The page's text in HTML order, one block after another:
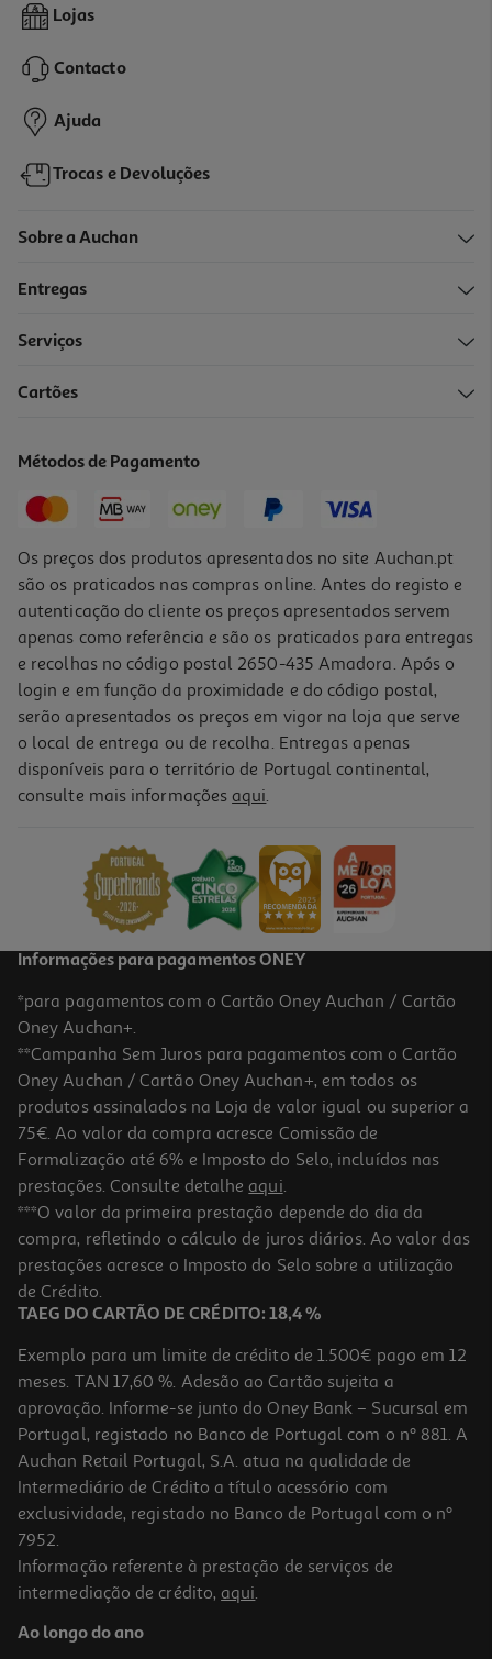
Lojas
Contacto
Ajuda
Trocas e Devoluções
Sobre a Auchan
Entregas
Serviços
Cartões
Métodos de Pagamento
Os preços dos produtos apresentados no site Auchan.pt
são os praticados nas compras online. Antes do registo e
autenticação do cliente os preços apresentados servem
apenas como referência e são os praticados para entregas
e recolhas no código postal 2650-435 Amadora. Após o
login e em função da proximidade e do código postal,
serão apresentados os preços em vigor na loja que serve
o local de entrega ou de recolha. Entregas apenas
disponíveis para o território de Portugal continental,
consulte mais informações aqui.
Informações para pagamentos ONEY
*para pagamentos com o Cartão Oney Auchan / Cartão
Oney Auchan+.
**Campanha Sem Juros para pagamentos com o Cartão
Oney Auchan / Cartão Oney Auchan+, em todos os
produtos assinalados na Loja de valor igual ou superior a
75€. Ao valor da compra acresce Comissão de
Formalização até 6% e Imposto do Selo, incluídos nas
prestações. Consulte detalhe aqui.
***O valor da primeira prestação depende do dia da
compra, refletindo o cálculo de juros diários. Ao valor das
prestações acresce o Imposto do Selo sobre a utilização
de Crédito.
TAEG DO CARTÃO DE CRÉDITO: 18,4 %
Exemplo para um limite de crédito de 1.500€ pago em 12
meses. TAN 17,60 %. Adesão ao Cartão sujeita a
aprovação. Informe-se junto do Oney Bank – Sucursal em
Portugal, registado no Banco de Portugal com o nº 881. A
Auchan Retail Portugal, S.A. atua na qualidade de
Intermediário de Crédito a título acessório com
exclusividade, registado no Banco de Portugal com o nº
7952.
Informação referente à prestação de serviços de
intermediação de crédito, aqui.
Ao longo do ano